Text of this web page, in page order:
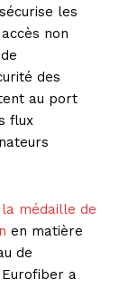
les
non
des
au port
flux
médaille de
en matière
de
Eurofiber a